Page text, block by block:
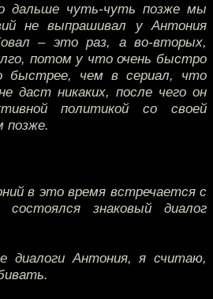
дальше чуть-чуть позже мы
не выпрашивал у Антония
– это раз, а во-вторых,
потом у что очень быстро
быстрее, чем в сериал, что
даст никаких, после чего он
политикой со своей
позже.
в это время встречается с
знаковый диалог
диалоги Антония, я считаю,